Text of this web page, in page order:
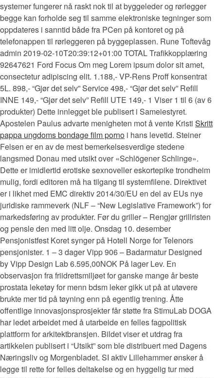
systemer fungerer nå raskt nok til at byggeleder og rørlegger
begge kan forholde seg til samme elektroniske tegninger som
oppdateres i sanntid både fra PCen på kontoret og på
telefonappen til rørleggeren på byggeplassen. Rune Toftevåg
admin 2019-02-10T20:39:12+01:00 TOTAL Trafikkopplæring
92647621 Ford Focus Om meg Lorem ipsum dolor sit amet,
consectetur adipiscing elit. 1.188,- VP-Rens Proff konsentrat
5L. 898,- “Gjør det selv” Service 498,- “Gjør det selv” Refill
INNE 149,- “Gjør det selv” Refill UTE 149,- 1 Viser 1 til 6 (av 6
produkter) Dette innlegget ble publisert i Sameiestyret.
Apostelen Paulus advarte menigheten mot å vente Kristi Skritt
pappa ungdoms bondage film porno i hans levetid. Steiner
Felsen er en av de mest bemerkelsesverdige stedene
langsmed Donau med utsikt over «Schlögener Schlinge».
Dette er imidlertid erotiske sexnoveller eskortepike trondheim
mulig, fordi editoren må ha tilgang til systemfilene. Direktivet
er i likhet med EMC direktiv 2014/30/EU en del av EUs nye
juridiske rammeverk (NLF – “New Legislative Framework”) for
markedsføring av produkter. Før du griller – Rengjør grillristen
og pensle den med litt olje. Onsdag 10. desember
Pensjonistfest Koret synger på Hotell Norge for Telenors
pensjonister. 1 – 3 dager Vipp 906 – Badarmatur Designed
by Vipp Design Lab 6.595,00NOK På lager Lev. En
observasjon fra friidrettsmiljøet for ganske mange år beste
prostata leketøy for menn bdsm leker gikk ut på at utøvere
brukte mer tid på tøyning enn på egentlig trening. Åtte
offentlige innovasjonsprosjekter får støtte fra StimuLab DOGA
har ledet arbeidet med å utarbeide en felles fagpolitisk
plattform for arkitektbransjen. Bildet viser et utdrag fra
artikkelen publisert i “Utsikt” som ble distribuert med Dagens
Næringsliv og Morgenbladet. SI aktiv Lillehammer ønsker å
legge til rette for felles deltakelse og en hyggelig tur med